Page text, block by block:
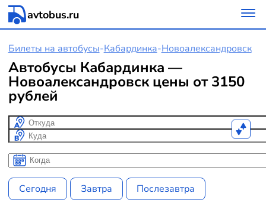
avtobus.ru
Билеты на автобусы-Кабардинка-Новоалександровск
Автобусы Кабардинка —
Новоалександровск цены от 3150
рублей
Откуда
Куда
Когда
Когда
Сегодня Завтра Послезавтра